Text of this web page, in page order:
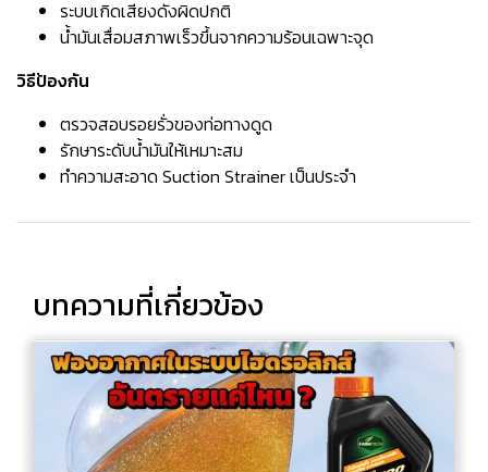
ระบบเกิดเสียงดังผิดปกติ
น้ำมันเสื่อมสภาพเร็วขึ้นจากความร้อนเฉพาะจุด
วิธีป้องกัน
ตรวจสอบรอยรั่วของท่อทางดูด
รักษาระดับน้ำมันให้เหมาะสม
ทำความสะอาด Suction Strainer เป็นประจำ
บทความที่เกี่ยวข้อง